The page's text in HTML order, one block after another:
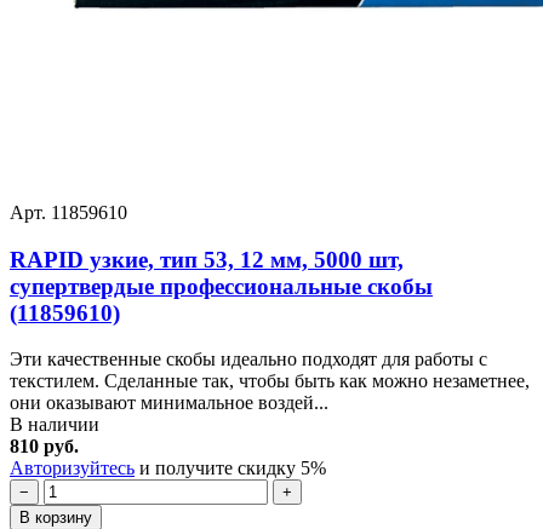
Арт. 11859610
RAPID узкие, тип 53, 12 мм, 5000 шт,
супертвердые профессиональные скобы
(11859610)
Эти качественные скобы идеально подходят для работы с
текстилем. Сделанные так, чтобы быть как можно незаметнее,
они оказывают минимальное воздей...
В наличии
810 руб.
Авторизуйтесь и получите скидку 5%
−
+
В корзину